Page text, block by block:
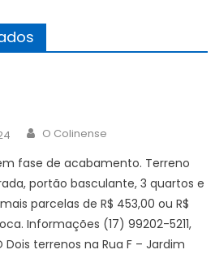
Author
O Colinense
em fase de acabamento. Terreno
portão basculante, 3 quartos e
parcelas de R$ 453,00 ou R$
Informações (17) 99202-5211,
Dois terrenos na Rua F – Jardim